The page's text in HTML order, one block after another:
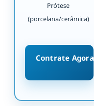
Prótese
(porcelana/cerâmica)
Contrate Agora